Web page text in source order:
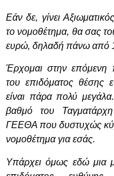
Εάν δε, γίνει
το νομοθέτημα, θα σας
ευρώ, δηλαδή πάνω από
Έρχομαι στην επόμενη
του επιδόματος θέσης
είναι πάρα πολύ
βαθμό του
ΓΕΕΘΑ που δυστυχώς
νομοθέτημα για εσάς.
Υπάρχει όμως εδώ μια